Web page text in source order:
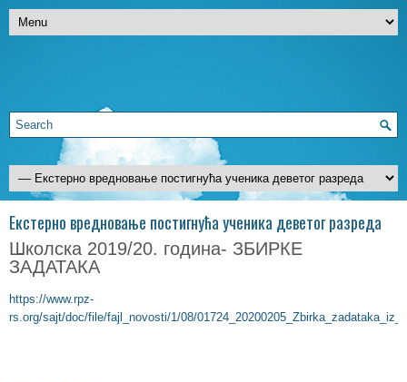
Екстерно вредновање постигнућа ученика деветог разреда
Школска 2019/20. година- ЗБИРКЕ
ЗАДАТАКА
https://www.rpz-
rs.org/sajt/doc/file/fajl_novosti/1/08/